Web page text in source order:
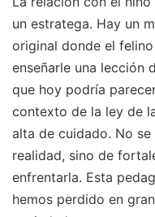
un estratega. Hay un
original donde el
enseñarle una lección
que hoy podría
contexto de la ley de
alta de cuidado. No
realidad, sino de
enfrentarla. Esta
hemos perdido en